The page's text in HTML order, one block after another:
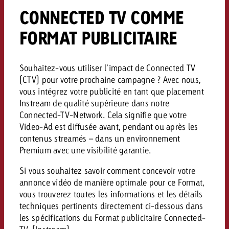
CONNECTED TV COMME
FORMAT PUBLICITAIRE
Souhaitez-vous utiliser l’impact de Connected TV
(CTV) pour votre prochaine campagne ? Avec nous,
vous intégrez votre publicité en tant que placement
Instream de qualité supérieure dans notre
Connected-TV-Network. Cela signifie que votre
Video-Ad est diffusée avant, pendant ou après les
contenus streamés – dans un environnement
Premium avec une visibilité garantie.
Si vous souhaitez savoir comment concevoir votre
annonce vidéo de manière optimale pour ce Format,
vous trouverez toutes les informations et les détails
techniques pertinents directement ci-dessous dans
les spécifications du Format publicitaire Connected-